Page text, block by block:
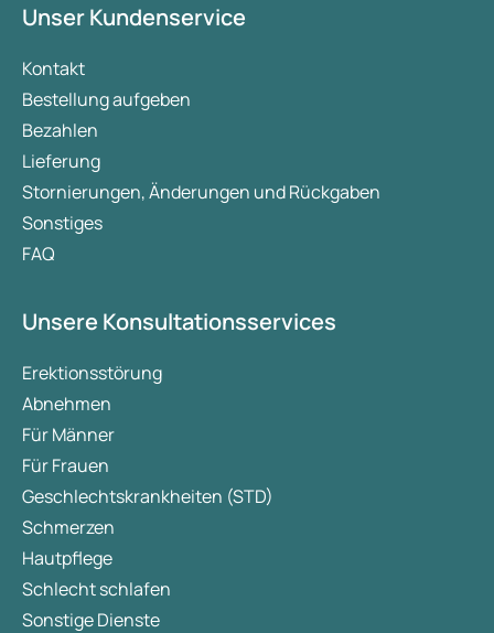
Unser Kundenservice
Kontakt
Bestellung aufgeben
Bezahlen
Lieferung
Stornierungen, Änderungen und Rückgaben
Sonstiges
FAQ
Unsere Konsultationsservices
Erektionsstörung
Abnehmen
Für Männer
Für Frauen
Geschlechtskrankheiten (STD)
Schmerzen
Hautpflege
Schlecht schlafen
Sonstige Dienste